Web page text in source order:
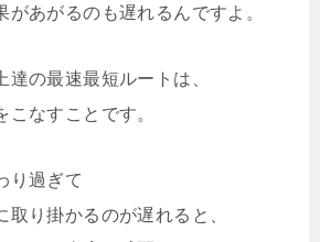
があがるのも遅れるんですよ。
の最速最短ルートは、
なすことです。
り過ぎて
取り掛かるのが遅れると、